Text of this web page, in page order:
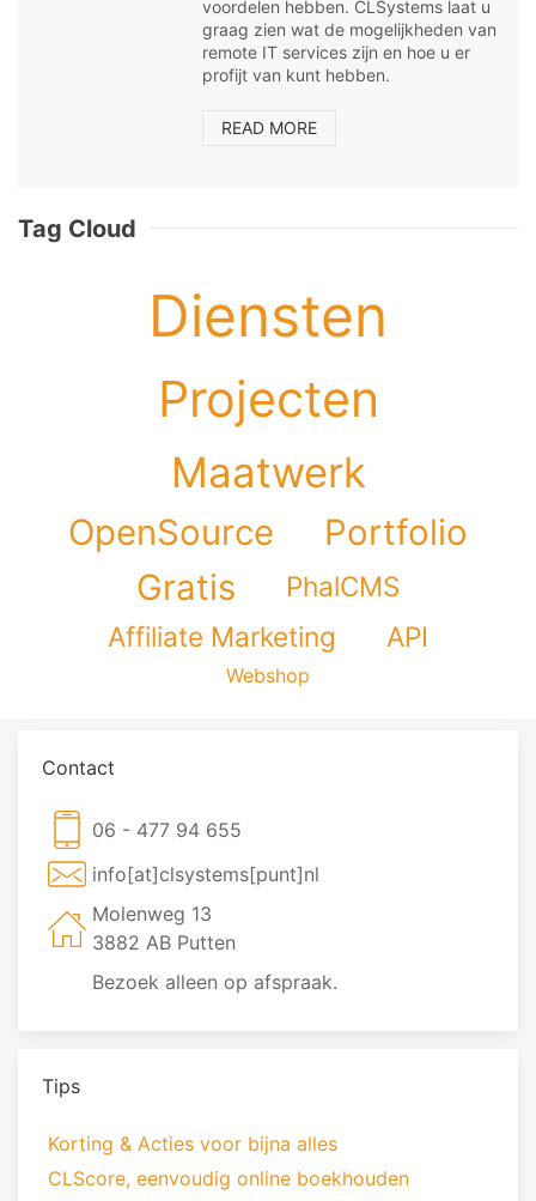
voordelen hebben. CLSystems laat u
graag zien wat de mogelijkheden van
remote IT services zijn en hoe u er
profijt van kunt hebben.
READ MORE
Tag Cloud
Diensten
Projecten
Maatwerk
OpenSource
Portfolio
Gratis
PhalCMS
Affiliate Marketing
API
Webshop
Contact
06 - 477 94 655
info[at]clsystems[punt]nl
Molenweg 13
3882 AB Putten
Bezoek alleen op afspraak.
Tips
Korting & Acties voor bijna alles
CLScore, eenvoudig online boekhouden